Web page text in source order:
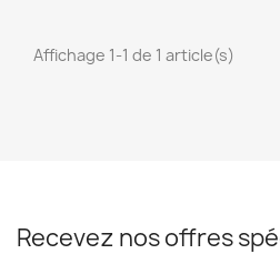
Affichage 1-1 de 1 article(s)
Recevez nos offres